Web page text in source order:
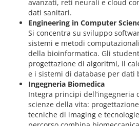
avanzati, reti neurali e cloud
dati sanitari.
Engineering in Computer
Si concentra su sviluppo
sistemi e metodi
della bioinformatica. Gli
progettazione di algoritmi, il
e i sistemi di database per dati
Ingegneria Biomedica
Integra principi dell’ingegneria
scienze della vita:
tecniche di imaging e